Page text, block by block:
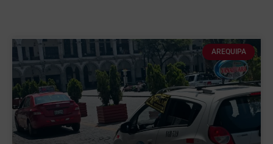
AREQUIPA